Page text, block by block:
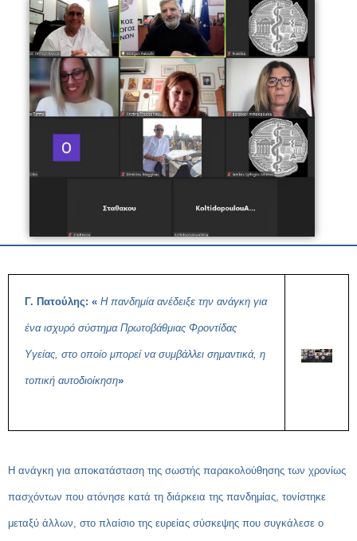
Γ. Πατούλης: « Η πανδημία ανέδειξε την ανάγκη για
ένα ισχυρό σύστημα Πρωτοβάθμιας Φροντίδας
Υγείας, στο οποίο μπορεί να συμβάλλει σημαντικά, η
τοπική αυτοδιοίκηση»
Η ανάγκη για αποκατάσταση της σωστής παρακολούθησης των χρονίως
πασχόντων που ατόνησε κατά τη διάρκεια της πανδημίας, τονίστηκε
μεταξύ άλλων, στο πλαίσιο της ευρείας σύσκεψης που συγκάλεσε ο